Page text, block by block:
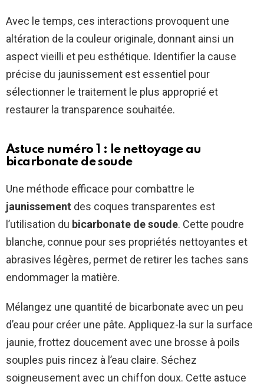
Avec le temps, ces interactions provoquent une
altération de la couleur originale, donnant ainsi un
aspect vieilli et peu esthétique. Identifier la cause
précise du jaunissement est essentiel pour
sélectionner le traitement le plus approprié et
restaurer la transparence souhaitée.
Astuce numéro 1 : le nettoyage au
bicarbonate de soude
Une méthode efficace pour combattre le
jaunissement des coques transparentes est
l’utilisation du bicarbonate de soude. Cette poudre
blanche, connue pour ses propriétés nettoyantes et
abrasives légères, permet de retirer les taches sans
endommager la matière.
Mélangez une quantité de bicarbonate avec un peu
d’eau pour créer une pâte. Appliquez-la sur la surface
jaunie, frottez doucement avec une brosse à poils
souples puis rincez à l’eau claire. Séchez
soigneusement avec un chiffon doux. Cette astuce